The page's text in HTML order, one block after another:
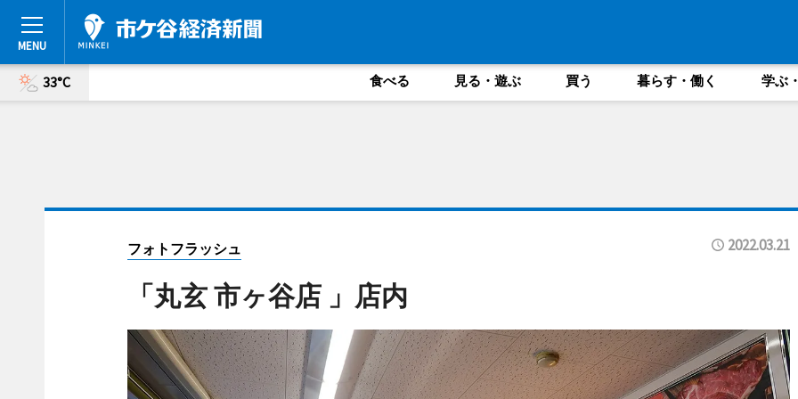
33°C 食べる 見る・遊ぶ 買う 暮らす・働く 学ぶ
フォトフラッシュ 2022.03.21
「丸玄 市ヶ谷店 」店内